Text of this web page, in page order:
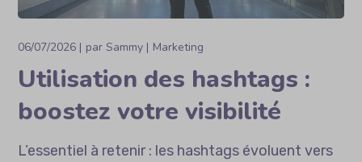
06/07/2026 parSammy Marketing
Utilisation des hashtags :
boostez votre visibilité
L’essentiel à retenir : les hashtags évoluent vers